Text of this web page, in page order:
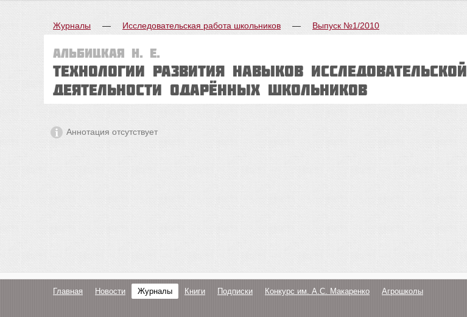
Журналы — Исследовательская работа школьников — Выпуск №1/2010
Альбицкая Н. Е.
Технологии развития навыков исследовательской
деятельности одарённых школьников
Аннотация отсутствует
Главная Новости Журналы Книги Подписки Конкурс им. А.С. Макаренко Агрошколы